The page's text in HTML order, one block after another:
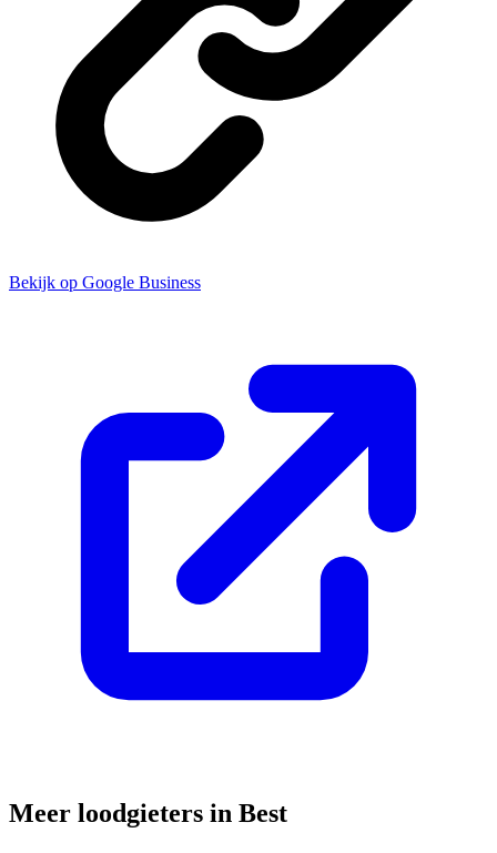
Bekijk op Google Business
Meer loodgieters in Best